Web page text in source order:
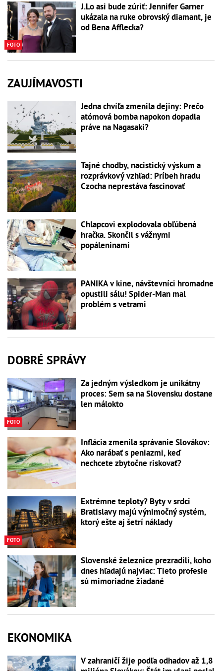
FOTO
J.Lo asi bude zúriť: Jennifer Garner
ukázala na ruke obrovský diamant, je
od Bena Afflecka?
ZAUJÍMAVOSTI
Jedna chvíľa zmenila dejiny: Prečo
atómová bomba napokon dopadla
práve na Nagasaki?
Tajné chodby, nacistický výskum a
rozprávkový vzhľad: Príbeh hradu
Czocha neprestáva fascinovať
Chlapcovi explodovala obľúbená
hračka. Skončil s vážnymi
popáleninami
PANIKA v kine, návštevníci hromadne
opustili sálu! Spider-Man mal
problém s vetrami
DOBRÉ SPRÁVY
FOTO
Za jedným výsledkom je unikátny
proces: Sem sa na Slovensku dostane
len málokto
Inflácia zmenila správanie Slovákov:
Ako narábať s peniazmi, keď
nechcete zbytočne riskovať?
FOTO
Extrémne teploty? Byty v srdci
Bratislavy majú výnimočný systém,
ktorý ešte aj šetrí náklady
Slovenské železnice prezradili, koho
dnes hľadajú najviac: Tieto profesie
sú mimoriadne žiadané
EKONOMIKA
V zahraničí žije podľa odhadov až 1,8